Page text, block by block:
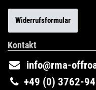
Widerrufsformular
Kontakt
info@rma-
+49 (0) 3762-